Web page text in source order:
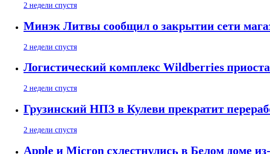
2 недели спустя
Минэк Литвы сообщил о закрытии сети
2 недели спустя
Логистический комплекс Wildberries
2 недели спустя
Грузинский НПЗ в Кулеви прекратит
2 недели спустя
Apple и Micron схлестнулись в Белом доме